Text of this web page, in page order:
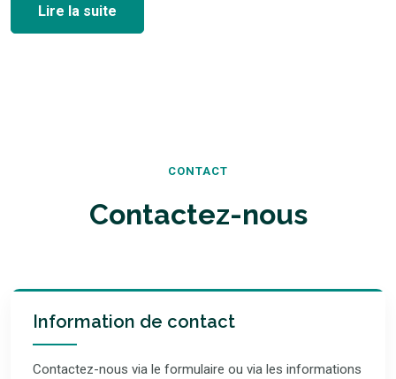
Lire la suite
CONTACT
Contactez-nous
Information de contact
Contactez-nous via le formulaire ou via les informations